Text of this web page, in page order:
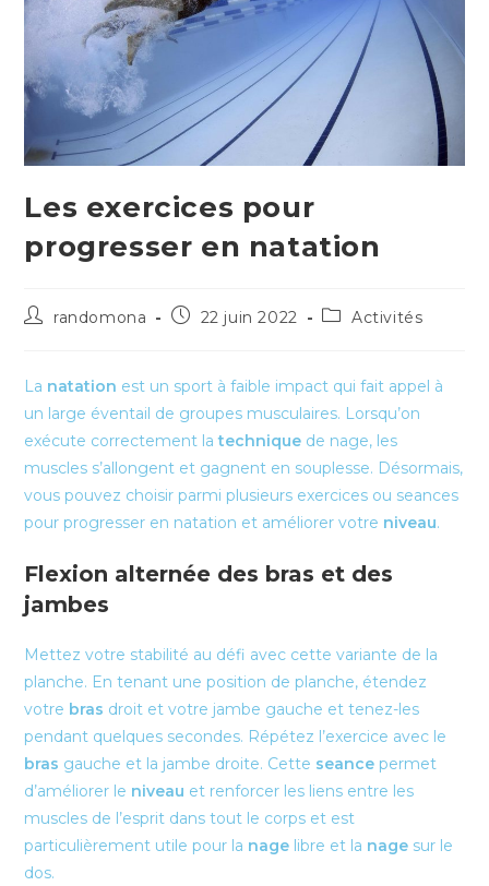
Les exercices pour
progresser en natation
Auteur/autrice
publication :
randomona
Publication
22 juin 2022
PostActivités
La natation est un sport à faible impact qui fait appel à
un large éventail de groupes musculaires. Lorsqu’on
exécute correctement latechnique de nage, les
muscles s’allongent et gagnent en souplesse. Désormais,
vous pouvez choisir parmi plusieurs exercices ou seances
pour progresser en natation et améliorer votre niveau.
Flexion alternée des bras et des
jambes
Mettez votre stabilité au défi avec cette variante de la
planche. En tenant une position de planche, étendez
votre bras droit et votre jambe gauche et tenez-les
pendant quelques secondes. Répétez l’exercice avec le
bras gauche et la jambe droite. Cette seance permet
d’améliorer le niveau et renforcer les liens entre les
muscles de l’esprit dans tout le corps et est
particulièrement utile pour la nage libre et la nage sur le
dos.